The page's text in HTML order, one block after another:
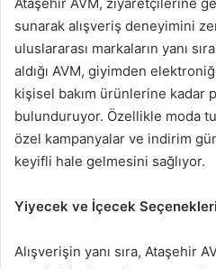
sunarak alışveriş deneyimini
uluslararası markaların yanı
aldığı AVM, giyimden
kişisel bakım ürünlerine kadar
bulunduruyor. Özellikle moda
özel kampanyalar ve indirim
keyifli hale gelmesini sağlıyor.
Yiyecek ve İçecek Seçenekleri
Alışverişin yanı sıra, Ataşehir